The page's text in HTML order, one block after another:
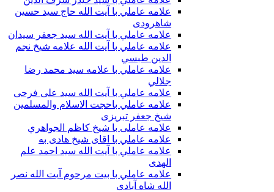
علامه عاملي با آیت‌ الله حاج سید حسین
شاهرودی
علامه عاملي با آیت الله سید جعفر سيدان
علامه عاملي با آیت الله علامه شيخ نجم
الدين طبسي
علامه عاملي با علامه سيد محمد رضا
جلالي
علامه عاملي با آيت الله سید علی فرحی
علامه عاملي باحجت الاسلام والمسلمين
شیخ جعفر تبریزی
علامه عاملی با شيخ كاظم الجواهري
علامه عاملي با اقای شیخ هادی به
علامه عاملي با آیت الله سید احمد علم
الهدی
علامه عاملي با بيت مرحوم آيت الله نصر
الله شاه آبادی